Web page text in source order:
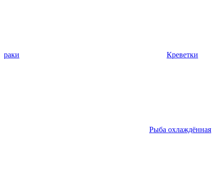
раки Креветки
Рыба охлаждённая